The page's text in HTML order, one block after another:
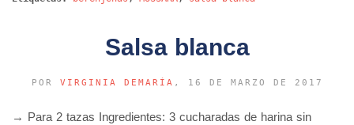
Salsa blanca
POR VIRGINIA DEMARÍA , 16 DE MARZO DE 2017
→ Para 2 tazas Ingredientes: 3 cucharadas de harina sin